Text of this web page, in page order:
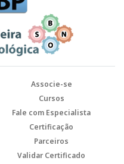
Associe-se
Cursos
Fale com Especialista
Certificação
Parceiros
Validar Certificado